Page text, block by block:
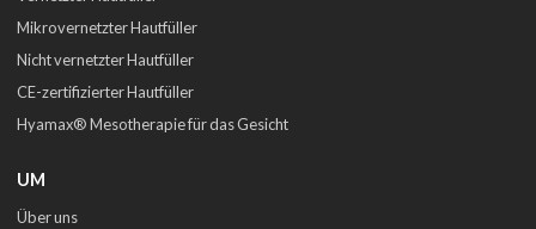
Mikrovernetzter Hautfüller
Nicht vernetzter Hautfüller
CE-zertifizierter Hautfüller
Hyamax® Mesotherapie für das Gesicht
UM
Über uns